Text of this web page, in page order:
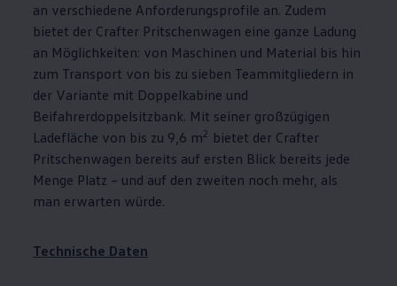
an verschiedene Anforderungsprofile an. Zudem
bietet der Crafter Pritschenwagen eine ganze Ladung
an Möglichkeiten: von Maschinen und Material bis hin
zum Transport von bis zu sieben Teammitgliedern in
der Variante mit Doppelkabine und
Beifahrerdoppelsitzbank. Mit seiner großzügigen
Ladefläche von bis zu 9,6 m2 bietet der Crafter
Pritschenwagen bereits auf ersten Blick bereits jede
Menge Platz – und auf den zweiten noch mehr, als
man erwarten würde.
Technische Daten